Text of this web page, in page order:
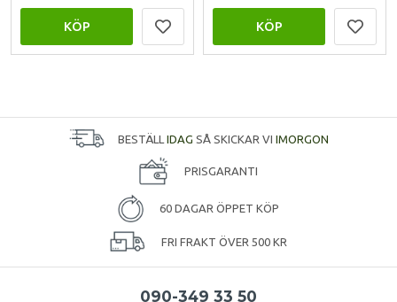
KÖP KÖP
BESTÄLL IDAG SÅ SKICKAR VI IMORGON
PRISGARANTI
60 DAGAR ÖPPET KÖP
FRI FRAKT ÖVER 500 KR
090-349 33 50